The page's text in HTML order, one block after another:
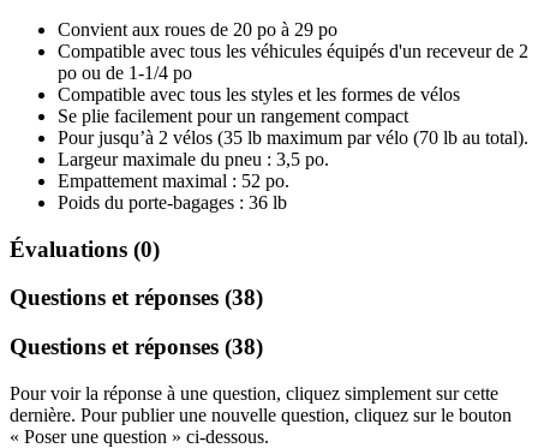
Convient aux roues de 20 po à 29 po
Compatible avec tous les véhicules équipés d'un receveur de 2
po ou de 1-1/4 po
Compatible avec tous les styles et les formes de vélos
Se plie facilement pour un rangement compact
Pour jusqu’à 2 vélos (35 lb maximum par vélo (70 lb au total).
Largeur maximale du pneu : 3,5 po.
Empattement maximal : 52 po.
Poids du porte-bagages : 36 lb
Évaluations (0)
Questions et réponses (38)
Questions et réponses (38)
Pour voir la réponse à une question, cliquez simplement sur cette
dernière. Pour publier une nouvelle question, cliquez sur le bouton
« Poser une question » ci-dessous.